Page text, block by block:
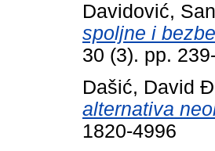
Davidović,
spoljne i
30 (3). pp.
Dašić, David
alternativa
1820-4996